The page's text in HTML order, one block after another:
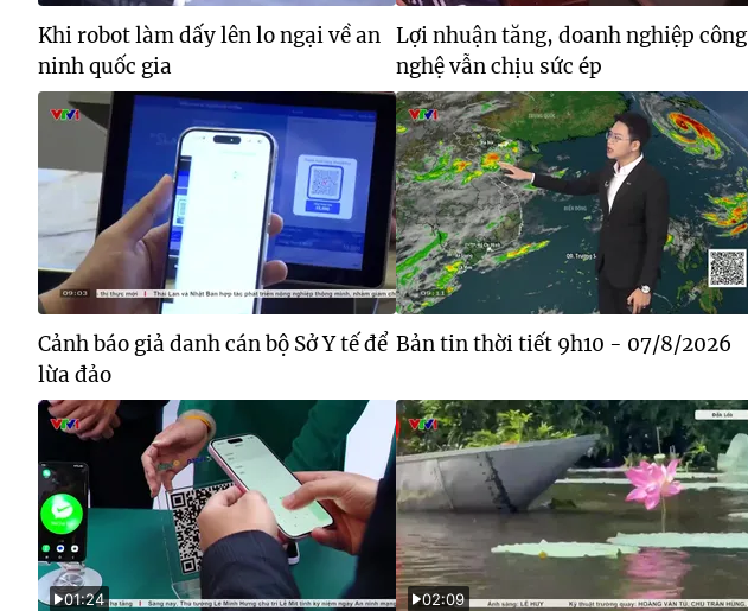
Khi robot làm dấy lên lo ngại về an
ninh quốc gia
Lợi nhuận tăng, doanh nghiệp công
nghệ vẫn chịu sức ép
Cảnh báo giả danh cán bộ Sở Y tế để
lừa đảo
Bản tin thời tiết 9h10 - 07/8/2026
01:24 02:09